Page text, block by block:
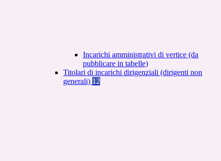
Incarichi amministrativi di vertice (da
pubblicare in tabelle)
Titolari di incarichi dirigenziali (dirigenti non
generali) 12